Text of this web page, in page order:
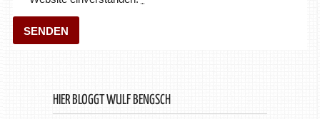
HIER BLOGGT WULF BENGSCH